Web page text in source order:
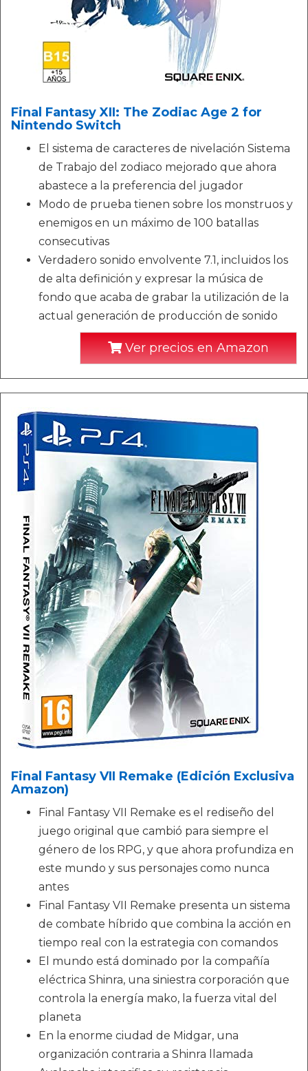
Final Fantasy XII: The Zodiac Age 2 for
Nintendo Switch
El sistema de caracteres de nivelación Sistema
de Trabajo del zodiaco mejorado que ahora
abastece a la preferencia del jugador
Modo de prueba tienen sobre los monstruos y
enemigos en un máximo de 100 batallas
consecutivas
Verdadero sonido envolvente 7.1, incluidos los
de alta definición y expresar la música de
fondo que acaba de grabar la utilización de la
actual generación de producción de sonido
Ver precios en Amazon
Final Fantasy VII Remake (Edición Exclusiva
Amazon)
Final Fantasy VII Remake es el rediseño del
juego original que cambió para siempre el
género de los RPG, y que ahora profundiza en
este mundo y sus personajes como nunca
antes
Final Fantasy VII Remake presenta un sistema
de combate híbrido que combina la acción en
tiempo real con la estrategia con comandos
El mundo está dominado por la compañía
eléctrica Shinra, una siniestra corporación que
controla la energía mako, la fuerza vital del
planeta
En la enorme ciudad de Midgar, una
organización contraria a Shinra llamada